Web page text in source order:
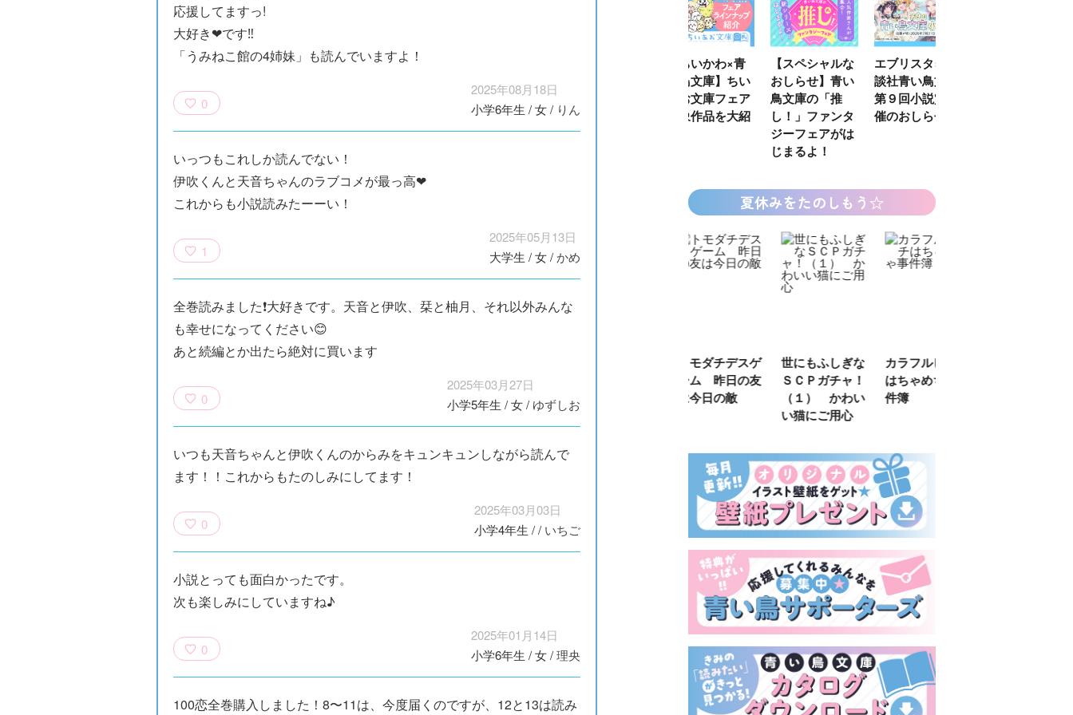
応援してますっ!
大好き❤です‼️
「うみねこ館の4姉妹」も読んでいますよ！
0
2025年08月18日
小学6年生 /女/ りん
いっつもこれしか読んでない！
伊吹くんと天音ちゃんのラブコメが最っ高❤
これからも小説読みたーーい！
1
2025年05月13日
大学生 /女/かめ
全巻読みました❗️大好きです。天音と伊吹、栞と柚月、それ以外みんな
も幸せになってください😊
あと続編とか出たら絶対に買います
0
2025年03月27日
小学5年生 /女/ ゆずしお
いつも天音ちゃんと伊吹くんのからみをキュンキュンしながら読んで
ます！！これからもたのしみにしてます！
0
2025年03月03日
小学4年生 // いちご
小説とっても面白かったです。
次も楽しみにしていますね♪
0
2025年01月14日
小学6年生 /女/理央
100恋全巻購入しました！8〜11は、今度届くのですが、12と13は読み
エブリスタ×講
第９回小説賞開
催のおしらせ
【速報】『黒魔
KZ高校生編、つ
ークにいっき読
み！ 青い鳥文
庫の名作「電子
合本版」おすす
【ちいかわ×青
い鳥文庫】ちい
あお文庫フェア
対象作品を大紹
【スペシャルな
おしらせ】青い
鳥文庫の「推
し！」ファンタ
ジーフェアがは
じまるよ！
エブリスタ×講
談社青い鳥文庫
第９回小説賞開
催のおしらせ
夏休みをたのしもう☆
トモダチデスゲ
は今日の敵
世にもふしぎな
カラフルピーチ
部！
（１）
トモダチデスゲ
ーム 昨日の友
は今日の敵
世にもふしぎな
ＳＣＰガチャ！
（１） かわい
い猫にご用心
カラフルピーチ
はちゃめちゃ事
件簿